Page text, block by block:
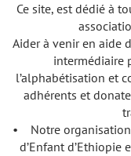
Ce site, est dédié à
Aider à venir en aide
intermédiaire
l’alphabétisation et
adhérents et
• Notre organisation
d’Enfant d’Ethiopie